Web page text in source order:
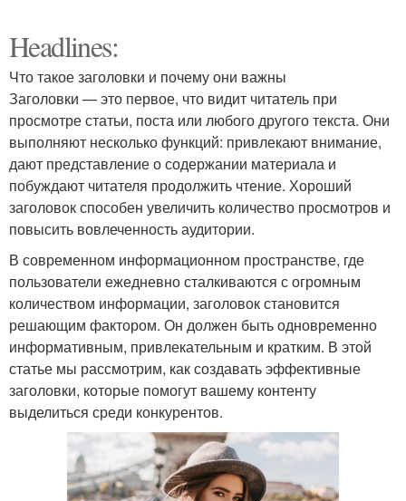
Headlines:
Что такое заголовки и почему они важны
Заголовки — это первое, что видит читатель при
просмотре статьи, поста или любого другого текста. Они
выполняют несколько функций: привлекают внимание,
дают представление о содержании материала и
побуждают читателя продолжить чтение. Хороший
заголовок способен увеличить количество просмотров и
повысить вовлеченность аудитории.
В современном информационном пространстве, где
пользователи ежедневно сталкиваются с огромным
количеством информации, заголовок становится
решающим фактором. Он должен быть одновременно
информативным, привлекательным и кратким. В этой
статье мы рассмотрим, как создавать эффективные
заголовки, которые помогут вашему контенту
выделиться среди конкурентов.